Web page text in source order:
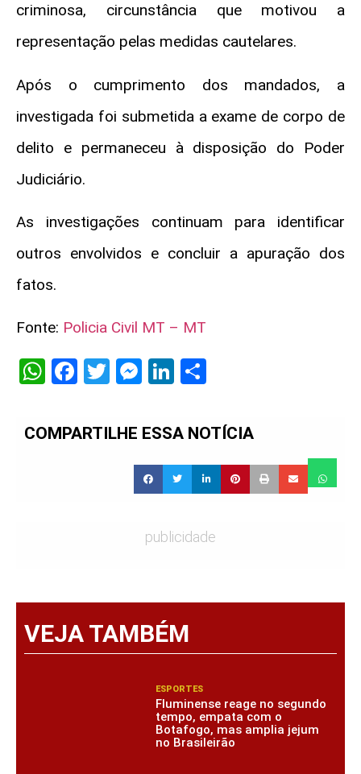
criminosa, circunstância que motivou a
representação pelas medidas cautelares.
Após o cumprimento dos mandados, a
investigada foi submetida a exame de corpo de
delito e permaneceu à disposição do Poder
Judiciário.
As investigações continuam para identificar
outros envolvidos e concluir a apuração dos
fatos.
Fonte: Policia Civil MT – MT
WhatsApp
Facebook
Twitter
Messenger
LinkedIn
COMPARTILHE ESSA NOTÍCIA
publicidade
VEJA TAMBÉM
ESPORTES
Fluminense reage no segundo
tempo, empata com o
Botafogo, mas amplia jejum
no Brasileirão